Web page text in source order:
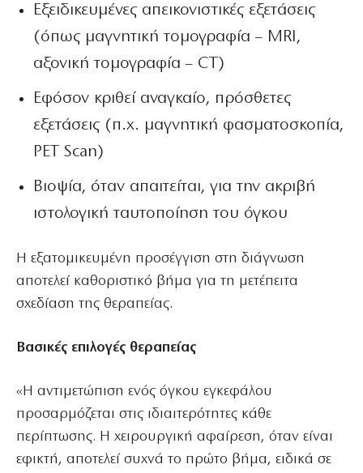
Εξειδικευμένες απεικονιστικές εξετάσεις
(όπως μαγνητική τομογραφία – MRI,
αξονική τομογραφία – CT)
Εφόσον κριθεί αναγκαίο, πρόσθετες
εξετάσεις (π.χ. μαγνητική φασματοσκοπία,
PET Scan)
Βιοψία, όταν απαιτείται, για την ακριβή
ιστολογική ταυτοποίηση του όγκου
Η εξατομικευμένη προσέγγιση στη διάγνωση
αποτελεί καθοριστικό βήμα για τη μετέπειτα
σχεδίαση της θεραπείας.
Βασικές επιλογές θεραπείας
«Η αντιμετώπιση ενός όγκου εγκεφάλου
προσαρμόζεται στις ιδιαιτερότητες κάθε
περίπτωσης. Η χειρουργική αφαίρεση, όταν είναι
εφικτή, αποτελεί συχνά το πρώτο βήμα, ειδικά σε